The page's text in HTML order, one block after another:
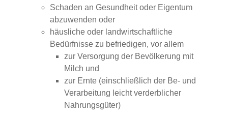
Schaden an Gesundheit oder Eigentum
abzuwenden oder
häusliche oder landwirtschaftliche
Bedürfnisse zu befriedigen, vor allem
zur Versorgung der Bevölkerung mit
Milch und
zur Ernte (einschließlich der Be- und
Verarbeitung leicht verderblicher
Nahrungsgüter)